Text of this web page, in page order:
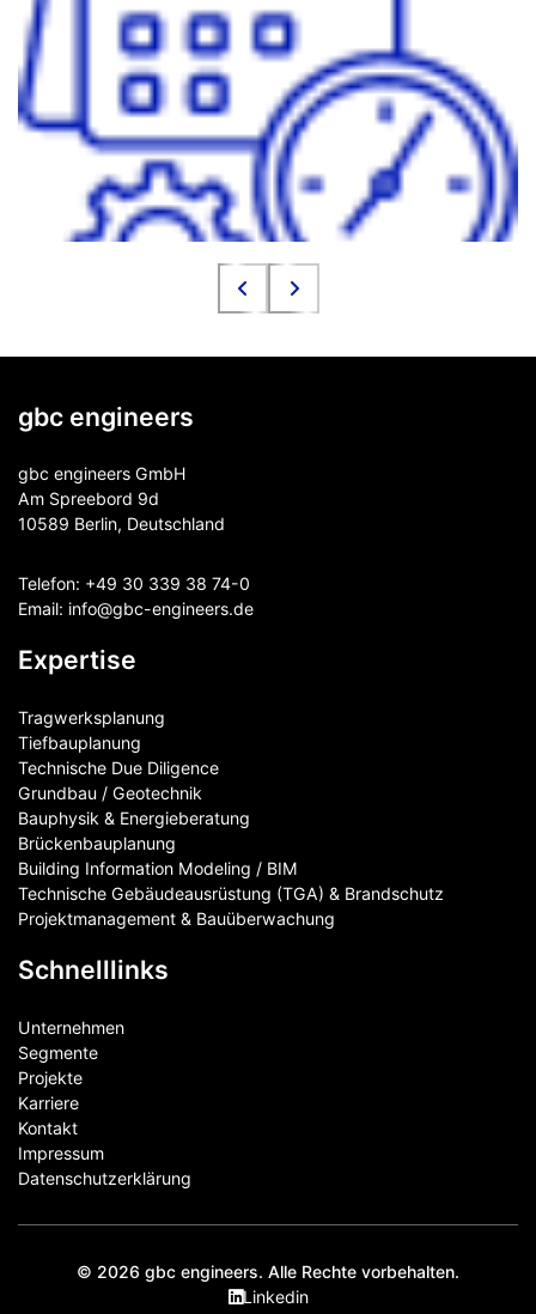
gbc engineers
gbc engineers GmbH
Am Spreebord 9d
10589 Berlin, Deutschland
Telefon: +49 30 339 38 74-0
Email: info@gbc-engineers.de
Expertise
Tragwerksplanung
Tiefbauplanung
Technische Due Diligence
Grundbau / Geotechnik
Bauphysik & Energieberatung
Brückenbauplanung
Building Information Modeling / BIM
Technische Gebäudeausrüstung (TGA) & Brandschutz
Projektmanagement & Bauüberwachung
Schnelllinks
Unternehmen
Segmente
Projekte
Karriere
Kontakt
Impressum
Datenschutzerklärung
© 2026 gbc engineers. Alle Rechte vorbehalten.
Linkedin